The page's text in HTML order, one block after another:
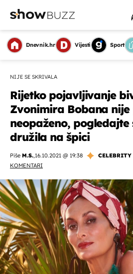
Dnevnik.hr Vijesti Sport
NIJE SE SKRIVALA
Rijetko pojavljivanje
Zvonimira Bobana nije
neopaženo, pogledajte
družila na špici
Piše M.S.,16.10.2021 @ 19:38
CELEBRITY
KOMENTARI
OMOGUĆI